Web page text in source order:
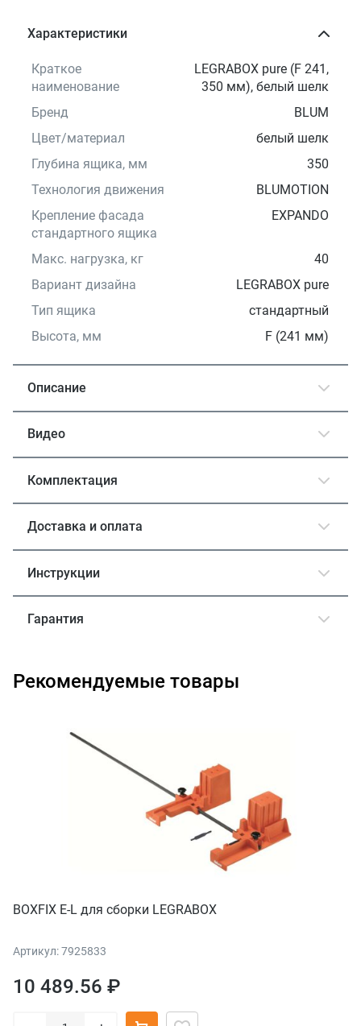
Характеристики
Краткое
наименование
LEGRABOX pure (F 241,
350 мм), белый шелк
Бренд
BLUM
Цвет/материал
белый шелк
Глубина ящика, мм
350
Технология движения
BLUMOTION
Крепление фасада
стандартного ящика
EXPANDO
Макс. нагрузка, кг
40
Вариант дизайна
LEGRABOX pure
Тип ящика
стандартный
Высота, мм
F (241 мм)
Описание
Видео
Комплектация
Доставка и оплата
Инструкции
Гарантия
Рекомендуемые товары
BOXFIX E-L для сборки LEGRABOX
Артикул: 7925833
10 489.56 ₽